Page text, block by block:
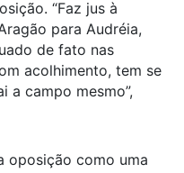
“Faz jus à
para Audréia,
de fato nas
acolhimento, tem se
a campo mesmo”,
oposição como uma